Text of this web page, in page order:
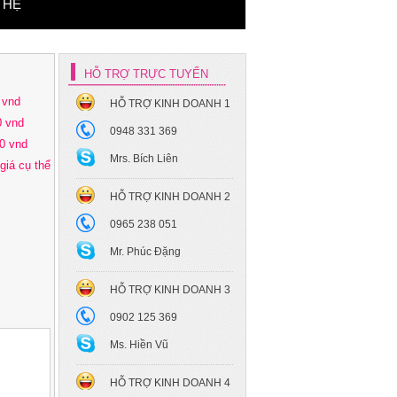
HỆ
vnd
vnd
cụ thể
HỖ TRỢ TRỰC TUYẾN
HỖ TRỢ KINH DOANH 1
0948 331 369
Mrs. Bích Liên
HỖ TRỢ KINH DOANH 2
0965 238 051
Mr. Phúc Đặng
HỖ TRỢ KINH DOANH 3
0902 125 369
Ms. Hiền Vũ
HỖ TRỢ KINH DOANH 4